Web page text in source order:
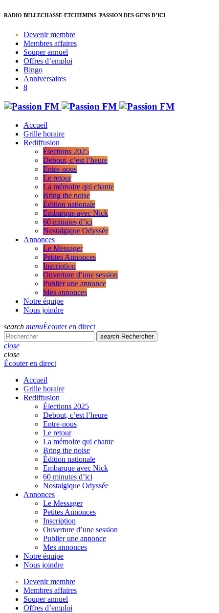
RADIO BELLECHASSE-ETCHEMINS PASSION DES GENS D’ICI
Devenir membre
Membres affaires
Souper annuel
Offres d’emploi
Bingo
Anniversaires
Accueil
Grille horaire
Rediffusion
Élections 2025
Debout, c’est l’heure
Entre-nous
Le retour
La mémoire qui chante
Bring the noise
Édition nationale
Embarque avec Nick
60 minutes d’ici
Nostalgique Odyssée
Annonces
Le Messager
Petites Annonces
Inscription
Ouverture d’une session
Publier une annonce
Mes annonces
Notre équipe
Nous joindre
search menuÉcouter en direct
search Rechercher
close
close
Écouter en direct
Accueil
Grille horaire
Rediffusion
Élections 2025
Debout, c’est l’heure
Entre-nous
Le retour
La mémoire qui chante
Bring the noise
Édition nationale
Embarque avec Nick
60 minutes d’ici
Nostalgique Odyssée
Annonces
Le Messager
Petites Annonces
Inscription
Ouverture d’une session
Publier une annonce
Mes annonces
Notre équipe
Nous joindre
Devenir membre
Membres affaires
Souper annuel
Offres d’emploi